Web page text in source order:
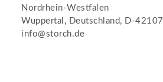
Nordrhein-Westfalen
Wuppertal, Deutschland, D-42107
info@storch.de